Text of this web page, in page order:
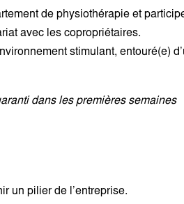
de physiothérapie et
avec les copropriétaires.
stimulant, entouré(e)
dans les premières semaines
un pilier de l’entreprise.